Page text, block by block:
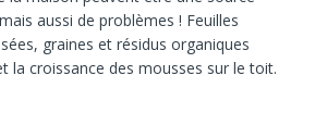
aussi de problèmes ! Feuilles
graines et résidus organiques
la croissance des mousses sur le toit.